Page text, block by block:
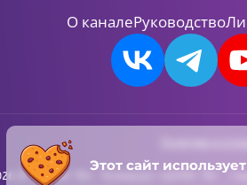
О каналеРуководство
© «ШАЯН ТВ». Телеканал «ШАЯН ТВ» ,
Этот сайт использует